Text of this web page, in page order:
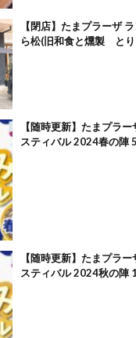
【閉店】たまプラーザ
ら松(旧和食と燻製 と
【随時更新】たまプラ
スティバル 2024春の陣
【随時更新】たまプラ
スティバル 2024秋の陣